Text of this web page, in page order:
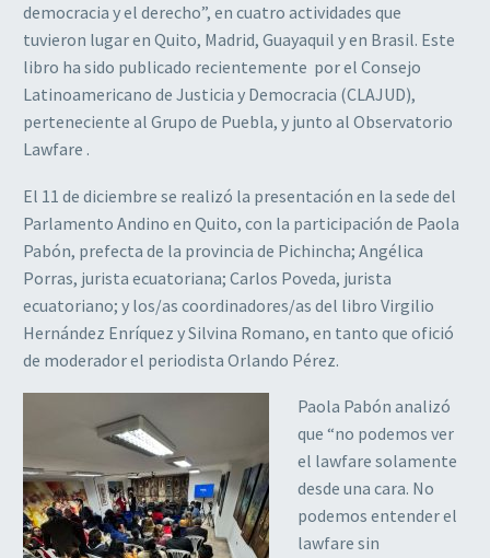
democracia y el derecho”, en cuatro actividades que
tuvieron lugar en Quito, Madrid, Guayaquil y en Brasil. Este
libro ha sido publicado recientemente por el Consejo
Latinoamericano de Justicia y Democracia (CLAJUD),
perteneciente al Grupo de Puebla, y junto al Observatorio
Lawfare .
El 11 de diciembre se realizó la presentación en la sede del
Parlamento Andino en Quito, con la participación de Paola
Pabón, prefecta de la provincia de Pichincha; Angélica
Porras, jurista ecuatoriana; Carlos Poveda, jurista
ecuatoriano; y los/as coordinadores/as del libro Virgilio
Hernández Enríquez y Silvina Romano, en tanto que ofició
de moderador el periodista Orlando Pérez.
Paola Pabón analizó
que “no podemos ver
el lawfare solamente
desde una cara. No
podemos entender el
lawfare sin